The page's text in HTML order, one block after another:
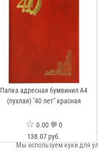
Папка адресная бумвинил А4
(пухлая) "40 лет" красная
☆ 0.00 💬 0
138.07 руб.
Мы используем куки для